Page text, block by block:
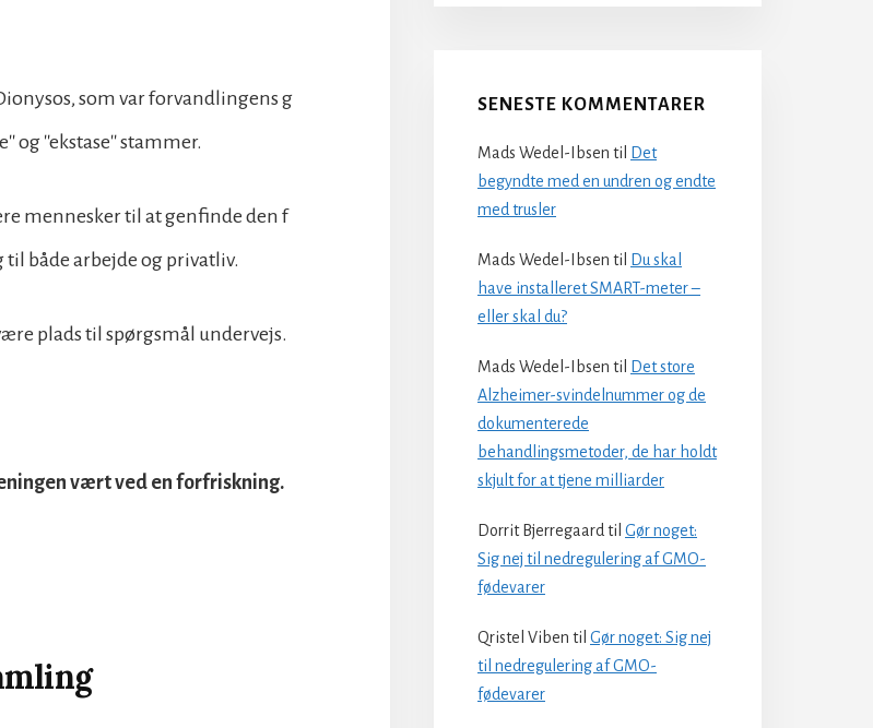
som var forvandlingens g
og ''ekstase'' stammer.
mennesker til at genfinde den f
både arbejde og privatliv.
plads til spørgsmål undervejs.
vært ved en forfriskning.
SENESTE KOMMENTARER
Mads Wedel-Ibsen til
Det
begyndte med en undren og endte
med trusler
Mads Wedel-Ibsen til
Du skal
have installeret SMART-meter –
eller skal du?
Mads Wedel-Ibsen til
Det store
Alzheimer-svindelnummer og de
dokumenterede
behandlingsmetoder, de har holdt
skjult for at tjene milliarder
Dorrit Bjerregaardtil Gør noget:
Sig nej til nedregulering af GMO-
fødevarer
Qristel Viben til Gør noget: Sig nej
til nedregulering af GMO-
fødevarer